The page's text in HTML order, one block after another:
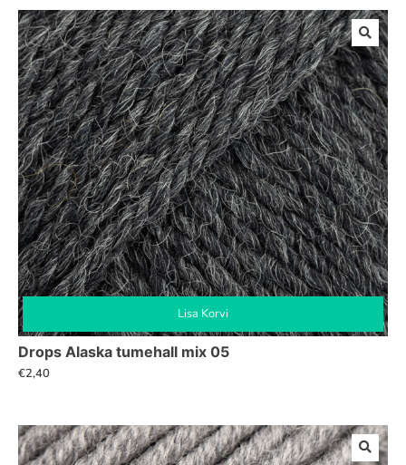
Lisa Korvi
Drops Alaska tumehall mix 05
€2,40